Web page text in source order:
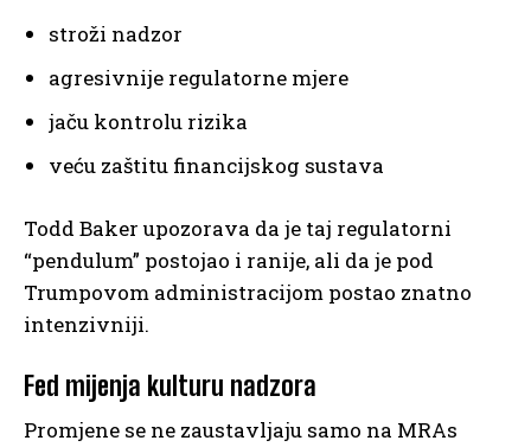
stroži nadzor
agresivnije regulatorne mjere
jaču kontrolu rizika
veću zaštitu financijskog sustava
Todd Baker upozorava da je taj regulatorni
“pendulum” postojao i ranije, ali da je pod
Trumpovom administracijom postao znatno
intenzivniji.
Fed mijenja kulturu nadzora
Promjene se ne zaustavljaju samo na MRAs